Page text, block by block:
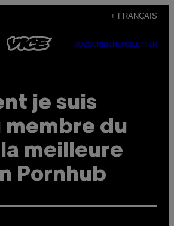
+ FRANÇAIS
SUBSCRIBENEWSLETTER
je suis
membre du
meilleure
Pornhub